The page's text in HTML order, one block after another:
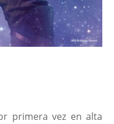
primera vez en alta